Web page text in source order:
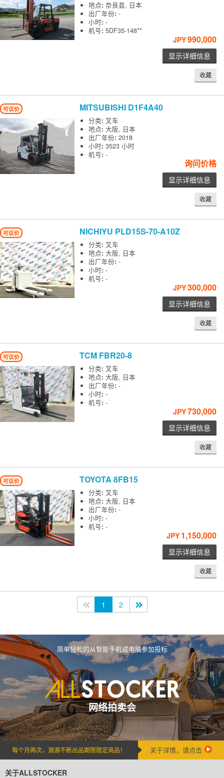
地点:奈良县, 日本
出厂年份:-
小时:-
机号:5DF35-148**
JPY990,000
显示详细信息
收藏
可议价 MITSUBISHI D1F4A40
分类: 叉车
地点:大阪, 日本
出厂年份:2018
小时:3523 小时
机号:-
询问价格
显示详细信息
收藏
可议价 NICHIYU PLD15S-70-A10Z
分类: 叉车
地点:大阪, 日本
出厂年份:-
小时:-
机号:-
JPY300,000
显示详细信息
收藏
可议价 TCM FBR20-8
分类: 叉车
地点:大阪, 日本
出厂年份:-
小时:-
机号:-
JPY730,000
显示详细信息
收藏
可议价 TOYOTA8FB15
分类: 叉车
地点:大阪, 日本
出厂年份:-
小时:-
机号:-
JPY 1,150,000
显示详细信息
收藏
<<1 2
简单轻松的从智能手机或电脑参加投标
网络拍卖会
每个月两次，源源不断出品期限限定商品！ 关于详情，请点击
关于ALLSTOCKER